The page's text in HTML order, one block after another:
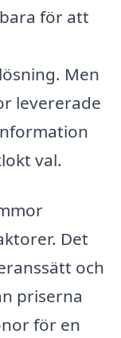
för att
Men
levererade
val.
Det
och
priserna
för en